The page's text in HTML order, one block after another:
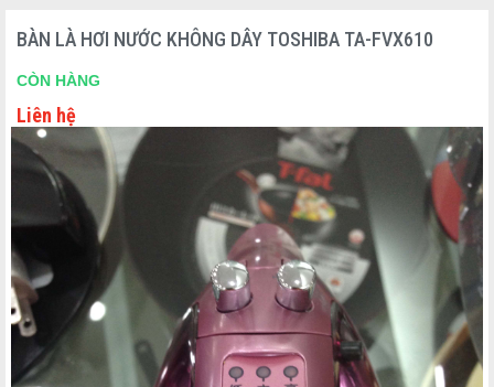
BÀN LÀ HƠI NƯỚC KHÔNG DÂY TOSHIBA TA-FVX610
CÒN HÀNG
Liên hệ